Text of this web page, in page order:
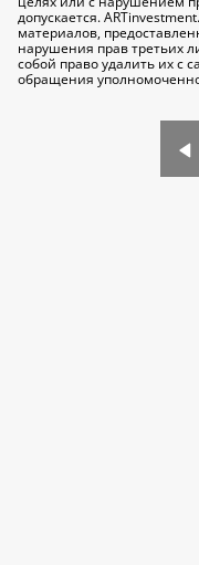
допускается.
материалов,
нарушения прав третьих
собой право удалить их с
обращения